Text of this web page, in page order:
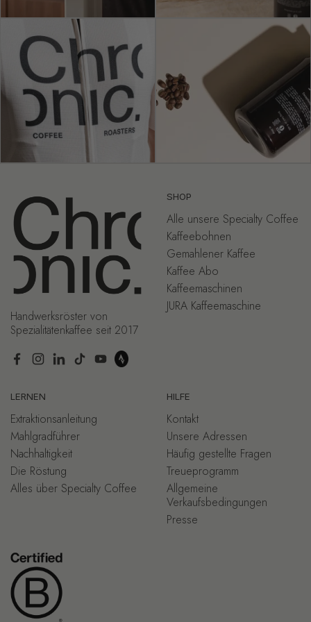
Handwerksröster von
Spezialitätenkaffee seit 2017
Facebook
Instagram
LinkedIn
TikTokYouTube
SHOP
Alle unsere Specialty Coffee
Kaffeebohnen
Gemahlener Kaffee
Kaffee Abo
Kaffeemaschinen
JURA Kaffeemaschine
LERNEN
Extraktionsanleitung
Mahlgradführer
Nachhaltigkeit
Die Röstung
Alles über Specialty Coffee
HILFE
Kontakt
Unsere Adressen
Häufig gestellte Fragen
Treueprogramm
Allgemeine
Verkaufsbedingungen
Presse